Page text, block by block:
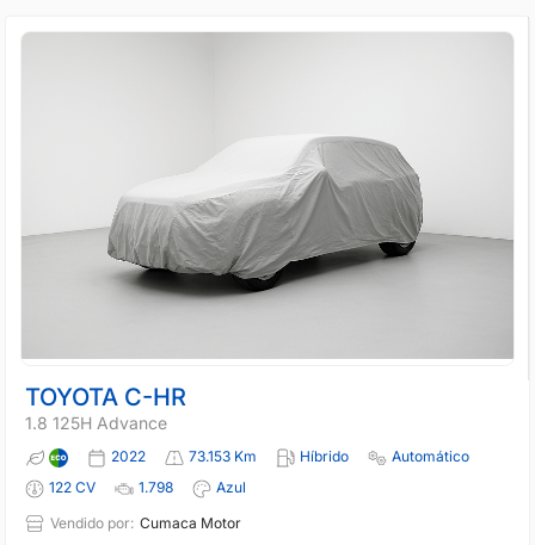
TOYOTA C-HR
1.8 125H Advance
2022 73.153 Km Híbrido
Automático
122 CV
1.798
Azul
Vendido por: Cumaca Motor